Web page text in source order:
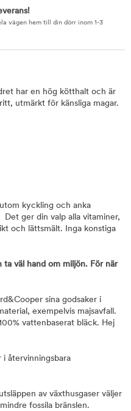
vägen hem till din dörr inom 1-3
har en hög kötthalt och är
utmärkt för känsliga magar.
kyckling och anka
ger din valp alla vitaminer,
och lättsmält. Inga konstiga
ta väl hand om miljön. För när
sina godsaker i
exempelvis majsavfall.
vattenbaserat bläck. Hej
återvinningsbara
av växthusgaser väljer
fossila bränslen.